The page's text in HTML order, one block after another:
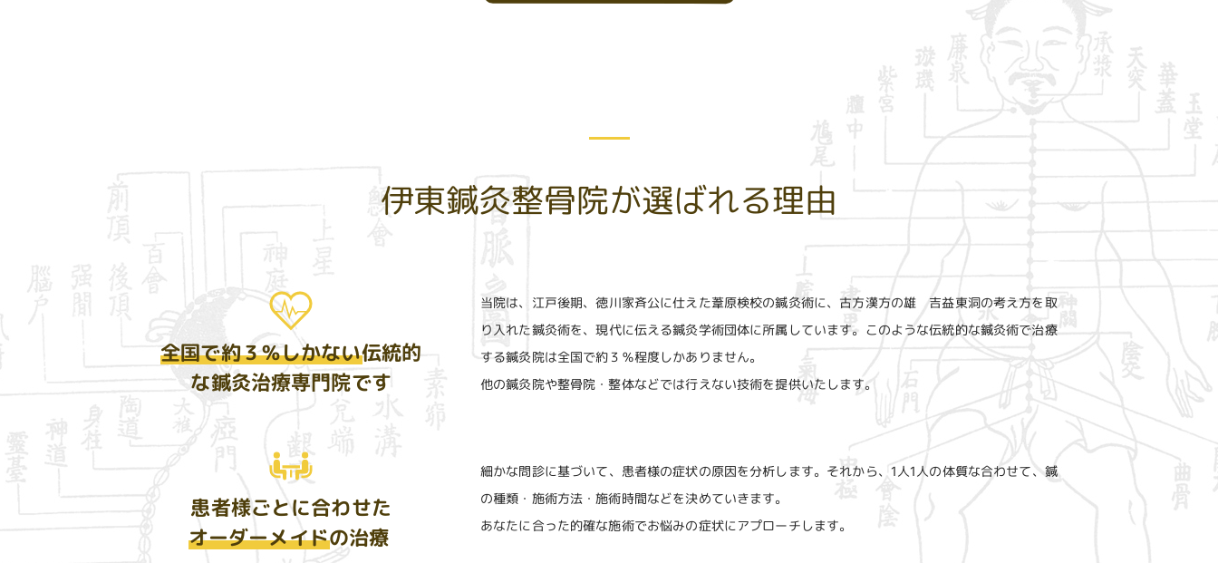
伊東鍼灸整骨院が選ばれる理由
全国で約３％しかない伝統的
な鍼灸治療専門院です
当院は、江戸後期、徳川家斉公に仕えた葦原検校の鍼灸術に、古方漢方の雄 吉益東洞の考え方を取
り入れた鍼灸術を、現代に伝える鍼灸学術団体に所属しています。このような伝統的な鍼灸術で治療
する鍼灸院は全国で約３％程度しかありません。
他の鍼灸院や整骨院・整体などでは行えない技術を提供いたします。
患者様ごとに合わせた
オーダーメイドの治療
細かな問診に基づいて、患者様の症状の原因を分析します。それから、1人1人の体質な合わせて、鍼
の種類・施術方法・施術時間などを決めていきます。
あなたに合った的確な施術でお悩みの症状にアプローチします。